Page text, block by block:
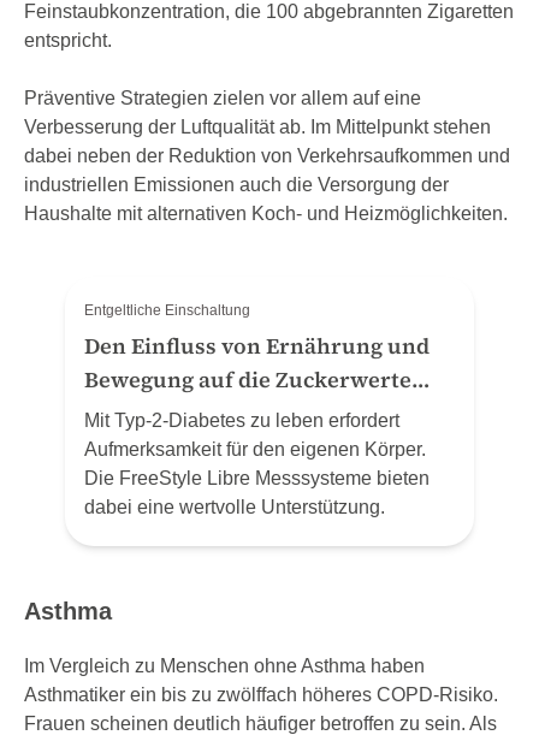
Feinstaubkonzentration, die 100 abgebrannten Zigaretten
entspricht.
Präventive Strategien zielen vor allem auf eine
Verbesserung der Luftqualität ab. Im Mittelpunkt stehen
dabei neben der Reduktion von Verkehrsaufkommen und
industriellen Emissionen auch die Versorgung der
Haushalte mit alternativen Koch- und Heizmöglichkeiten.
Entgeltliche Einschaltung
Den Einfluss von Ernährung und
Bewegung auf die Zuckerwerte
verstehen
Mit Typ-2-Diabetes zu leben erfordert
Aufmerksamkeit für den eigenen Körper.
Die FreeStyle Libre Messsysteme bieten
dabei eine wertvolle Unterstützung.
Asthma
Im Vergleich zu Menschen ohne Asthma haben
Asthmatiker ein bis zu zwölffach höheres COPD-Risiko.
Frauen scheinen deutlich häufiger betroffen zu sein. Als